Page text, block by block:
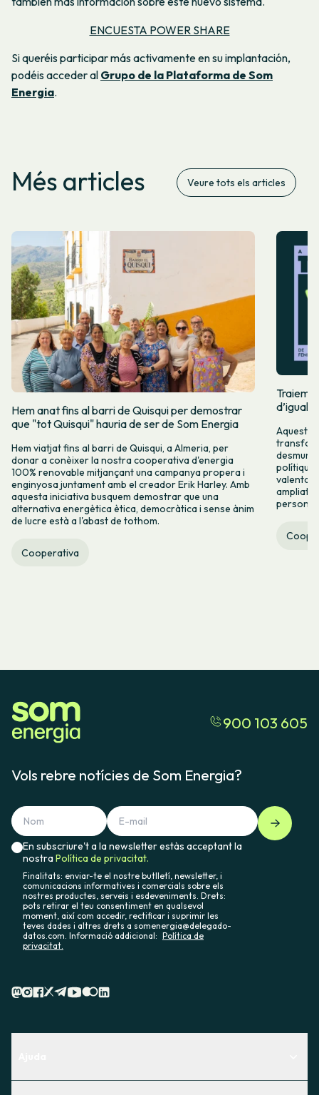
ENCUESTA POWER SHARE
Si queréis participar más activamente en su implantación,
podéis acceder al Grupo de la Plataforma de Som
Energia.
Més articles Veure tots els articles
Hem anat fins al barri de Quisqui per demostrar
que "tot Quisqui" hauria de ser de Som Energia
Hem viatjat fins al barri de Quisqui, a Almeria, per
donar a conèixer la nostra cooperativa d'energia
100% renovable mitjançant una campanya propera i
enginyosa juntament amb el creador Erik Harley. Amb
aquesta iniciativa busquem demostrar que una
alternativa energètica ètica, democràtica i sense ànim
de lucre està a l'abast de tothom.
Cooperativa
Traiem
Aquest
valenta
900 103 605
Vols rebre notícies de Som Energia?
En subscriure't a la newsletter estàs acceptant la
nostraPolítica de privacitat.
Finalitats: enviar-te el nostre butlletí, newsletter, i
comunicacions informatives i comercials sobre els
nostres productes, serveis i esdeveniments. Drets:
pots retirar el teu consentiment en qualsevol
moment, així com accedir, rectificar i suprimir les
teves dades i altres drets a somenergia@delegado-
datos.com. Informació addicional: Política de
privacitat.